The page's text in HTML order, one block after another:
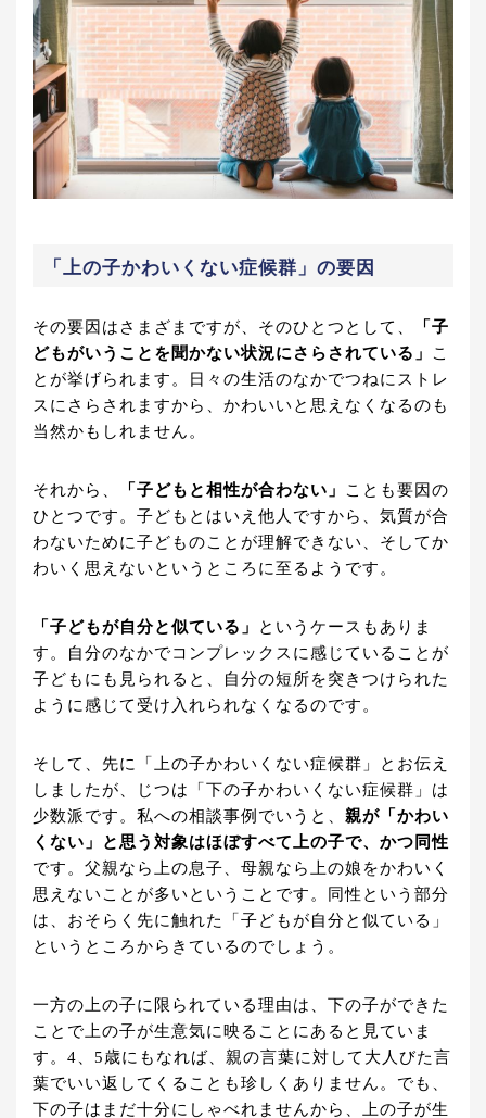
「上の子かわいくない症候群」の要因
その要因はさまざまですが、そのひとつとして、
「子
どもがいうことを聞かない状況にさらされている」
こ
とが挙げられます。日々の生活のなかでつねにストレ
スにさらされますから、かわいいと思えなくなるのも
当然かもしれません。
それから、 「子どもと相性が合わない」
ことも要因の
ひとつです。子どもとはいえ他人ですから、気質が合
わないために子どものことが理解できない、そしてか
わいく思えないというところに至るようです。
「子どもが自分と似ている」
というケースもありま
す。自分のなかでコンプレックスに感じていることが
子どもにも見られると、自分の短所を突きつけられた
ように感じて受け入れられなくなるのです。
そして、先に「上の子かわいくない症候群」とお伝え
しましたが、じつは「下の子かわいくない症候群」は
少数派です。私への相談事例でいうと、 親が「かわい
くない」と思う対象はほぼすべて上の子で、かつ同性
です。父親なら上の息子、母親なら上の娘をかわいく
思えないことが多いということです。同性という部分
は、おそらく先に触れた「子どもが自分と似ている」
というところからきているのでしょう。
一方の上の子に限られている理由は、下の子ができた
ことで上の子が生意気に映ることにあると見ていま
す。4、5歳にもなれば、親の言葉に対して大人びた言
葉でいい返してくることも珍しくありません。でも、
下の子はまだ十分にしゃべれませんから、上の子が生